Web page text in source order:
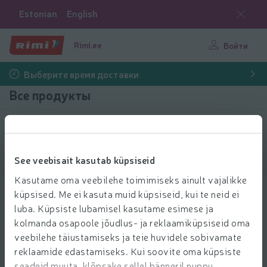
See veebisait kasutab küpsiseid
Kasutame oma veebilehe toimimiseks ainult vajalikke
küpsised. Me ei kasuta muid küpsiseid, kui te neid ei
luba. Küpsiste lubamisel kasutame esimese ja
kolmanda osapoole jõudlus- ja reklaamiküpsiseid oma
veebilehe täiustamiseks ja teie huvidele sobivamate
reklaamide edastamiseks. Kui soovite oma küpsiste
Estonian English
Rimi.ee Войти
Выберите время доставки
Все продукты
Выбрать продукты
Показать продукты
Tuunikala tükid soolvees Gemoss
185g/130g
2.99 € за шт.
2 99
€/шт.Цена за единицу: 23,00 €/кг
23,00 €/кг
Добавить в корзину